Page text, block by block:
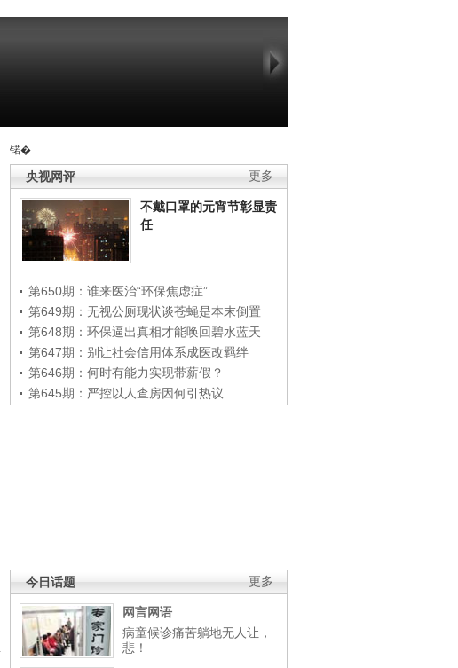
锘�
更多
央视网评
不戴口罩的元宵节彰显责
任
第650期：谁来医治“环保焦虑症”
第649期：无视公厕现状谈苍蝇是本末倒置
第648期：环保逼出真相才能唤回碧水蓝天
第647期：别让社会信用体系成医改羁绊
第646期：何时有能力实现带薪假？
第645期：严控以人查房因何引热议
更多
今日话题
网言网语
病童候诊痛苦躺地无人让，
悲！